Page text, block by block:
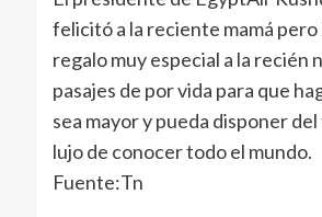
felicitó a la reciente mamá pero
regalo muy especial a la recién
pasajes de por vida para que
sea mayor y pueda disponer
lujo de conocer todo el mundo.
Fuente:Tn